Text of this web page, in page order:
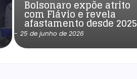
Bolsonaro expõe atrito
com Flávio e revela
afastamento desde 2025
- 25 de junho de 2026